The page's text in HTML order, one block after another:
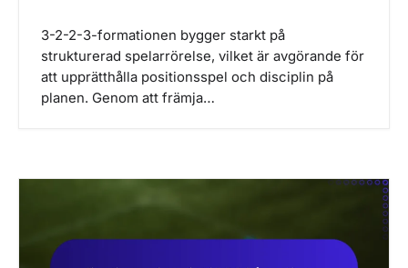
3-2-2-3-formationen bygger starkt på
strukturerad spelarrörelse, vilket är avgörande för
att upprätthålla positionsspel och disciplin på
planen. Genom att främja…